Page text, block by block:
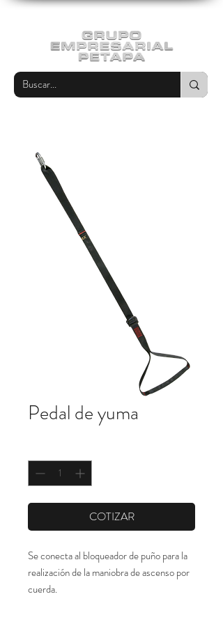
Pedal de yuma
COTIZAR
Se conecta al bloqueador de puño para la
realización de la maniobra de ascenso por
cuerda.